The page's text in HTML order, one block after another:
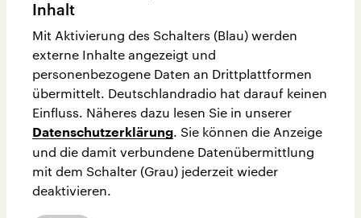
Inhalt
Mit Aktivierung des Schalters (Blau) werden
externe Inhalte angezeigt und
personenbezogene Daten an Drittplattformen
übermittelt. Deutschlandradio hat darauf keinen
Einfluss. Näheres dazu lesen Sie in unserer
Datenschutzerklärung. Sie können die Anzeige
und die damit verbundene Datenübermittlung
mit dem Schalter (Grau) jederzeit wieder
deaktivieren.